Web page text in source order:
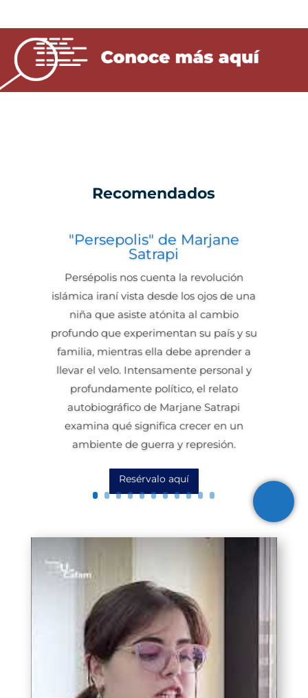
Recomendados
"Persepolis" de Marjane
Satrapi
Persépolis nos cuenta la revolución
islámica iraní vista desde los ojos de una
niña que asiste atónita al cambio
profundo que experimentan su país y su
familia, mientras ella debe aprender a
llevar el velo. Intensamente personal y
profundamente político, el relato
autobiográfico de Marjane Satrapi
examina qué significa crecer en un
ambiente de guerra y represión.
Resérvalo aquí